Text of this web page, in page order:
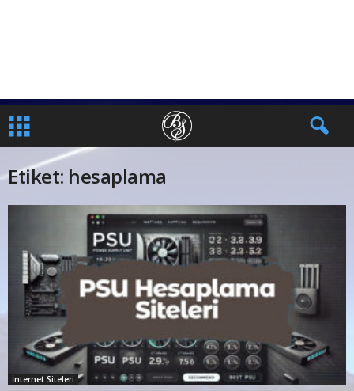
Etiket: hesaplama
İnternet Siteleri